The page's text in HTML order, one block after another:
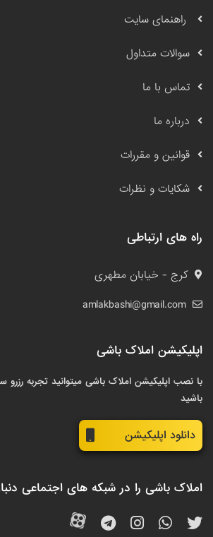
راهنمای سایت
سوالات متداول
تماس با ما
درباره ما
قوانین و مقررات
شکایات و نظرات
راه های ارتباطی
کرج - خیابان مطهری
amlakbashi@gmail.com
اپلیکیشن املاک باشی
با نصب اپلیکیشن املاک باشی میتوانید تجربه رزرو
باشید
دانلود اپلیکیشن
املاک باشی را در شبکه های اجتماعی